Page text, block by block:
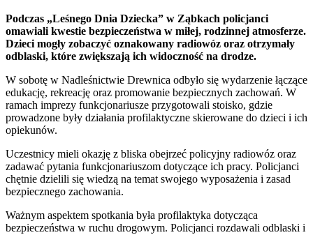
Podczas „Leśnego Dnia Dziecka” w Ząbkach policjanci
omawiali kwestie bezpieczeństwa w miłej, rodzinnej atmosferze.
Dzieci mogły zobaczyć oznakowany radiowóz oraz otrzymały
odblaski, które zwiększają ich widoczność na drodze.
W sobotę w Nadleśnictwie Drewnica odbyło się wydarzenie łączące
edukację, rekreację oraz promowanie bezpiecznych zachowań. W
ramach imprezy funkcjonariusze przygotowali stoisko, gdzie
prowadzone były działania profilaktyczne skierowane do dzieci i ich
opiekunów.
Uczestnicy mieli okazję z bliska obejrzeć policyjny radiowóz oraz
zadawać pytania funkcjonariuszom dotyczące ich pracy. Policjanci
chętnie dzielili się wiedzą na temat swojego wyposażenia i zasad
bezpiecznego zachowania.
Ważnym aspektem spotkania była profilaktyka dotycząca
bezpieczeństwa w ruchu drogowym. Policjanci rozdawali odblaski i